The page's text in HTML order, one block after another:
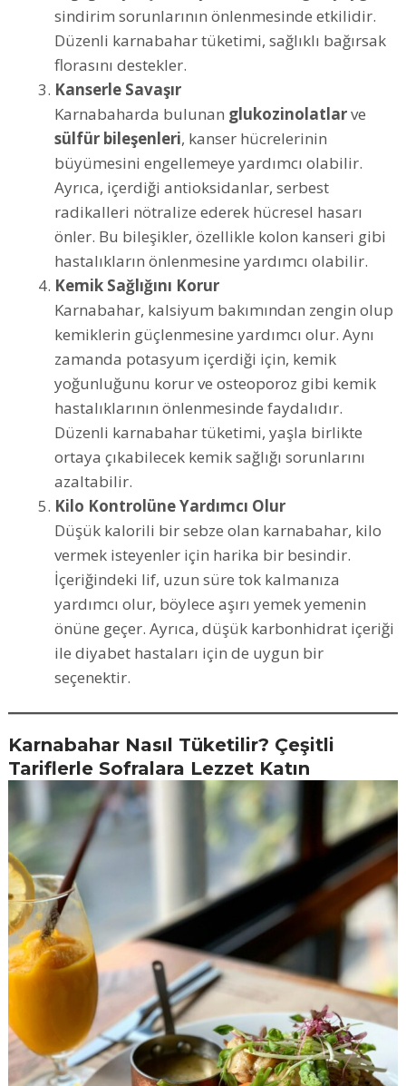
sindirim sorunlarının önlenmesinde etkilidir.
Düzenli karnabahar tüketimi, sağlıklı bağırsak
florasını destekler.
Kanserle Savaşır
Karnabaharda bulunan glukozinolatlarve
sülfür bileşenleri, kanser hücrelerinin
büyümesini engellemeye yardımcı olabilir.
Ayrıca, içerdiği antioksidanlar, serbest
radikalleri nötralize ederek hücresel hasarı
önler. Bu bileşikler, özellikle kolon kanseri gibi
hastalıkların önlenmesine yardımcı olabilir.
Kemik Sağlığını Korur
Karnabahar, kalsiyum bakımından zengin olup
kemiklerin güçlenmesine yardımcı olur. Aynı
zamanda potasyum içerdiği için, kemik
yoğunluğunu korur ve osteoporoz gibi kemik
hastalıklarının önlenmesinde faydalıdır.
Düzenli karnabahar tüketimi, yaşla birlikte
ortaya çıkabilecek kemik sağlığı sorunlarını
azaltabilir.
Kilo Kontrolüne Yardımcı Olur
Düşük kalorili bir sebze olan karnabahar, kilo
vermek isteyenler için harika bir besindir.
İçeriğindeki lif, uzun süre tok kalmanıza
yardımcı olur, böylece aşırı yemek yemenin
önüne geçer. Ayrıca, düşük karbonhidrat içeriği
ile diyabet hastaları için de uygun bir
seçenektir.
Karnabahar Nasıl Tüketilir? Çeşitli
Tariflerle Sofralara Lezzet Katın